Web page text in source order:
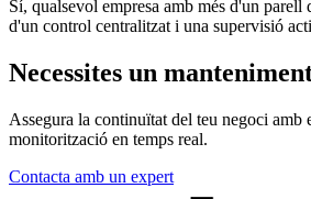
Sí, qualsevol empresa amb més d'un parell
d'un control centralitzat i una supervisió
Necessites un
Assegura la continuïtat del teu negoci amb
monitorització en temps real.
Contacta amb un expert